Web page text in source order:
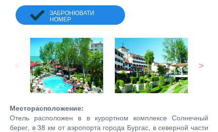
ЗАБРОНЮВАТИ
НОМЕР
Месторасположение:
Отель расположен в в курортном комплексе Солнечный
берег, в 38 км от аэропорта города Бургас, в северной части